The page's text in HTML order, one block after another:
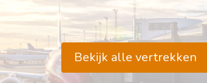
Bekijk alle vertrekken